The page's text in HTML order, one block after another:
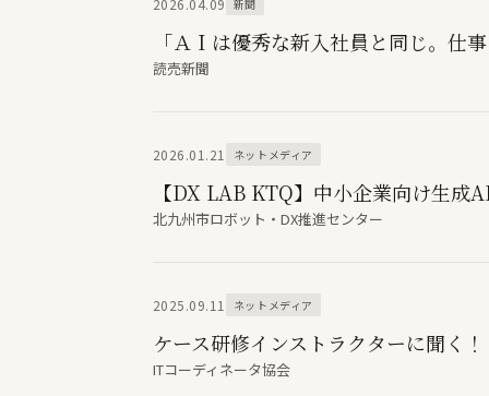
新聞
「ＡＩは優秀な新入社員と同じ。
読売新聞
2026.01.21 ネットメディア
【DX LAB KTQ】中小企業向け生
北九州市ロボット・DX推進センター
2025.09.11 ネットメディア
ケース研修インストラクターに聞く
ITコーディネータ協会